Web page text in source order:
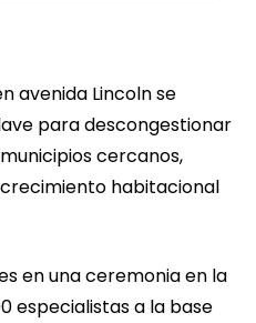
avenida Lincoln se
para descongestionar
cercanos,
habitacional
en una ceremonia en la
especialistas a la base